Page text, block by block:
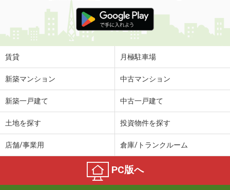
賃貸 月極駐車場
新築マンション 中古マンション
新築一戸建て 中古一戸建て
土地を探す 投資物件を探す
店舗/事業用 倉庫/トランクルーム
PC版へ